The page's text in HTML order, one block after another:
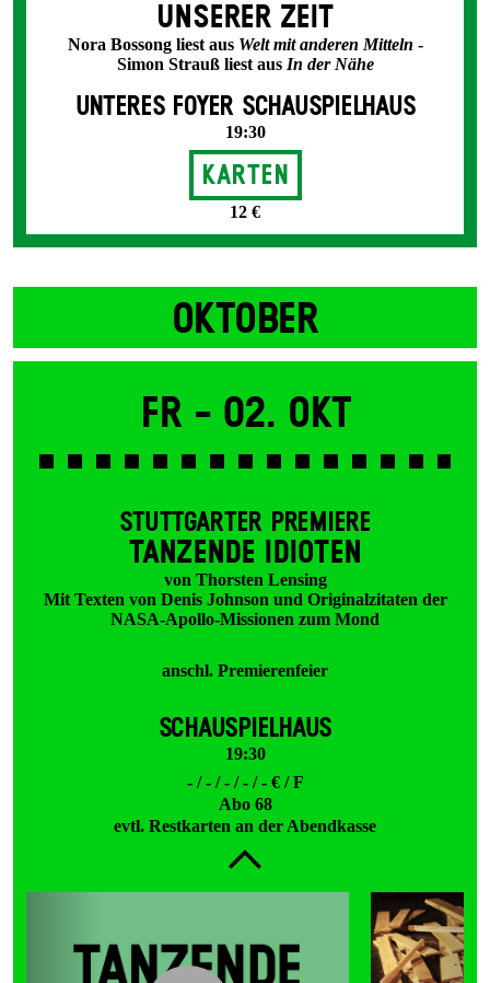
UNSERER ZEIT
Nora Bossong liest aus Welt mit anderen Mitteln -
Simon Strauß liest aus In der Nähe
UNTERES FOYER SCHAUSPIELHAUS
19:30
Karten
12 €
OKTOBER
Fr - 02. Okt
STUTTGARTER PREMIERE
TANZENDE IDIOTEN
von Thorsten Lensing
Mit Texten von Denis Johnson und Originalzitaten der
NASA-Apollo-Missionen zum Mond
anschl. Premierenfeier
SCHAUSPIELHAUS
19:30
- / - / - / - / - € / F
Abo 68
evtl. Restkarten an der Abendkasse